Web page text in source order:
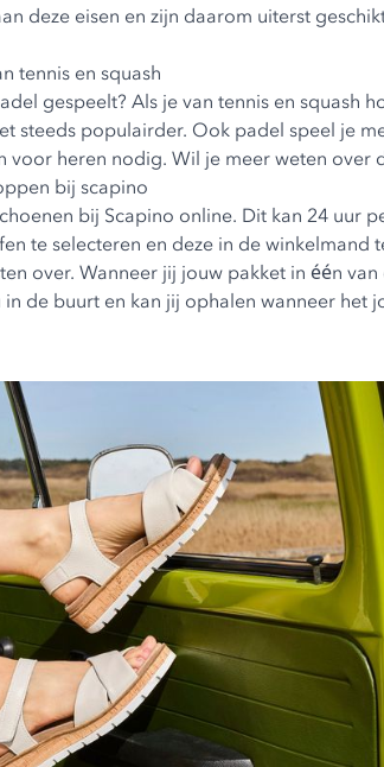
deze eisen en zijn daarom uiterst
tennis en squash
gespeelt? Als je van tennis en squash
steeds populairder. Ook padel speel je
voor heren nodig. Wil je meer weten over
bij scapino
bij Scapino online. Dit kan 24
te selecteren en deze in de
over. Wanneer jij jouw pakket in één
de buurt en kan jij ophalen wanneer het